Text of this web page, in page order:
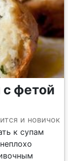
фетой
и новичок
к супам